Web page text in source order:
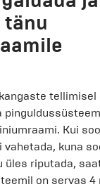
Kui
kuna
üles riputada,
on servas 4